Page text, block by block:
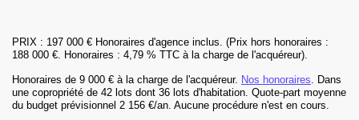
PRIX : 197 000 € Honoraires d'agence inclus. (Prix hors honoraires :
188 000 €. Honoraires : 4,79 % TTC à la charge de l'acquéreur).
Honoraires de 9 000 € à la charge de l'acquéreur. Nos honoraires. Dans
une copropriété de 42 lots dont 36 lots d'habitation. Quote-part moyenne
du budget prévisionnel 2 156 €/an. Aucune procédure n'est en cours.